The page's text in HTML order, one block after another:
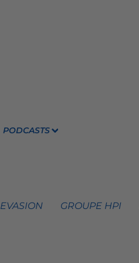
PODCASTS
GROUPE HPI